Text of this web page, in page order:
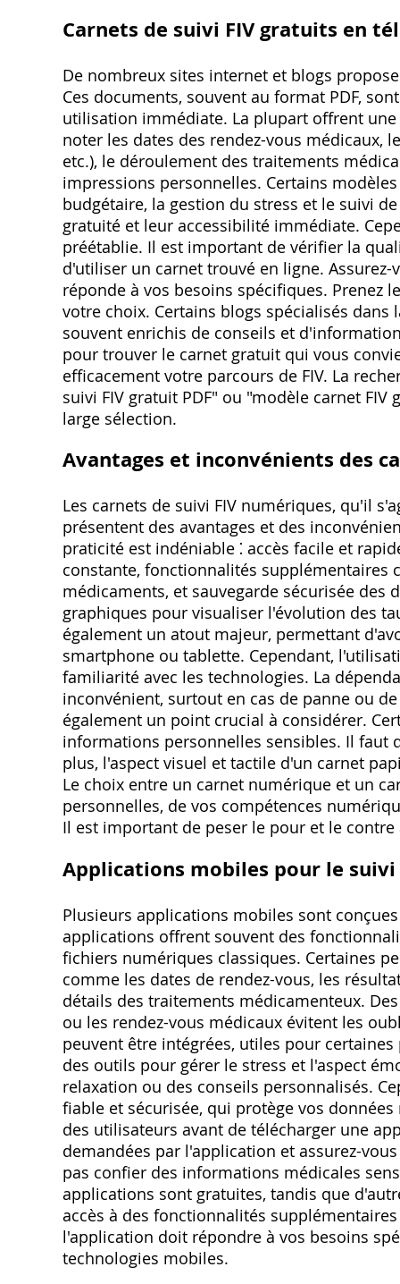
Carnets de suivi FIV gratuits en
De nombreux sites internet et blogs
Ces documents, souvent au format PDF,
utilisation immédiate. La plupart offrent
noter les dates des rendez-vous médicaux,
etc.), le déroulement des traitements
impressions personnelles. Certains
budgétaire, la gestion du stress et le suivi
gratuité et leur accessibilité immédiate.
préétablie. Il est important de vérifier la
d'utiliser un carnet trouvé en ligne.
réponde à vos besoins spécifiques. Prenez
votre choix. Certains blogs spécialisés
souvent enrichis de conseils et
pour trouver le carnet gratuit qui vous
efficacement votre parcours de FIV. La
suivi FIV gratuit PDF" ou "modèle carnet
large sélection.
Avantages et inconvénients des
Les carnets de suivi FIV numériques, qu'il
présentent des avantages et des
praticité est indéniable ⁚ accès facile et
constante, fonctionnalités supplémentaires
médicaments, et sauvegarde sécurisée
graphiques pour visualiser l'évolution des
également un atout majeur, permettant
smartphone ou tablette. Cependant,
familiarité avec les technologies. La
inconvénient, surtout en cas de panne ou
également un point crucial à considérer.
informations personnelles sensibles. Il faut
plus, l'aspect visuel et tactile d'un carnet
Le choix entre un carnet numérique et un
personnelles, de vos compétences
Il est important de peser le pour et le
Applications mobiles pour le suivi
Plusieurs applications mobiles sont
applications offrent souvent des
fichiers numériques classiques. Certaines
comme les dates de rendez-vous, les
détails des traitements médicamenteux.
ou les rendez-vous médicaux évitent les
peuvent être intégrées, utiles pour
des outils pour gérer le stress et l'aspect
relaxation ou des conseils personnalisés.
fiable et sécurisée, qui protège vos
des utilisateurs avant de télécharger une
demandées par l'application et assurez-
pas confier des informations médicales
applications sont gratuites, tandis que
accès à des fonctionnalités
l'application doit répondre à vos besoins
technologies mobiles.